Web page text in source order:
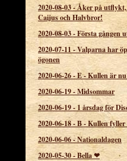
2020-08-03-Åker på
Caijus och Halvbror!
2020-08-03-Första gången
2020-07-11-Valparna har
ögonen
2020-06-26-E - Kullen är
2020-06-19-Midsommar
2020-06-19- 1 årsdag för
2020-06-18-B - Kullen fyller
2020-06-06-Nationaldagen
2020-05-30-Bella ❤